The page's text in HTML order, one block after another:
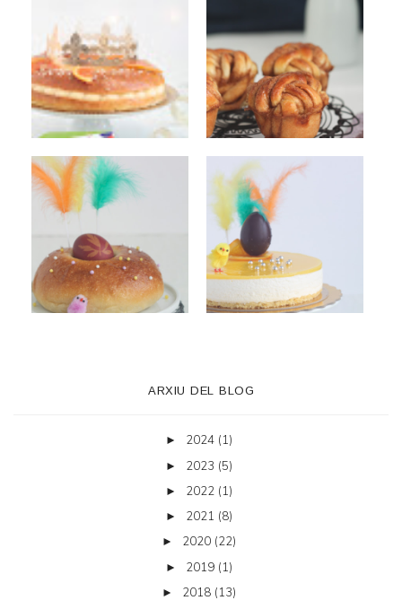
ARXIU DEL BLOG
► 2024 (1)
► 2023 (5)
► 2022 (1)
► 2021 (8)
► 2020 (22)
► 2019 (1)
► 2018 (13)